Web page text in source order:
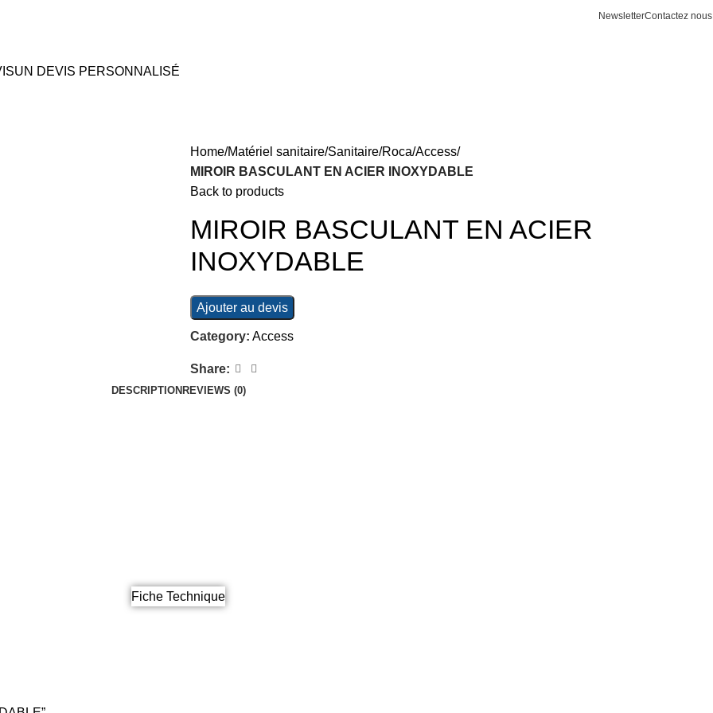
NewsletterContactez nous
UN DEVIS PERSONNALISÉ
Home Matériel sanitaire Sanitaire Roca Access
MIROIR BASCULANT EN ACIER INOXYDABLE
Back to products
MIROIR BASCULANT EN ACIER
INOXYDABLE
Ajouter au devis
Category: Access
Share:
DESCRIPTION REVIEWS (0)
Fiche Technique